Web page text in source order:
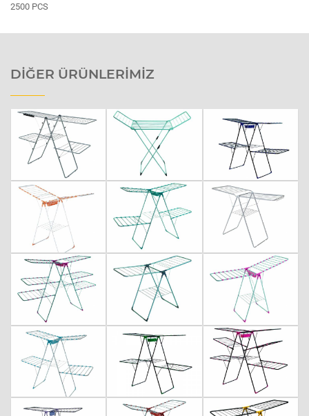
2500 PCS
DIĞER ÜRÜNLERIMIZ